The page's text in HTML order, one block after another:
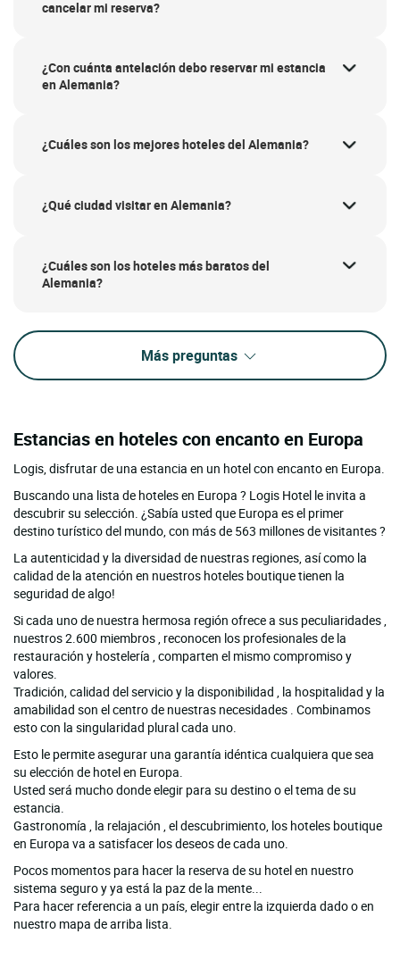
cancelar mi reserva?
¿Con cuánta antelación debo reservar mi estancia
en Alemania?
¿Cuáles son los mejores hoteles del Alemania?
¿Qué ciudad visitar en Alemania?
¿Cuáles son los hoteles más baratos del
Alemania?
Más preguntas
Estancias en hoteles con encanto en Europa
Logis, disfrutar de una estancia en un hotel con encanto en Europa.
Buscando una lista de hoteles en Europa ? Logis Hotel le invita a
descubrir su selección. ¿Sabía usted que Europa es el primer
destino turístico del mundo, con más de 563 millones de visitantes ?
La autenticidad y la diversidad de nuestras regiones, así como la
calidad de la atención en nuestros hoteles boutique tienen la
seguridad de algo!
Si cada uno de nuestra hermosa región ofrece a sus peculiaridades ,
nuestros 2.600 miembros , reconocen los profesionales de la
restauración y hostelería , comparten el mismo compromiso y
valores.
Tradición, calidad del servicio y la disponibilidad , la hospitalidad y la
amabilidad son el centro de nuestras necesidades . Combinamos
esto con la singularidad plural cada uno.
Esto le permite asegurar una garantía idéntica cualquiera que sea
su elección de hotel en Europa.
Usted será mucho donde elegir para su destino o el tema de su
estancia.
Gastronomía , la relajación , el descubrimiento, los hoteles boutique
en Europa va a satisfacer los deseos de cada uno.
Pocos momentos para hacer la reserva de su hotel en nuestro
sistema seguro y ya está la paz de la mente...
Para hacer referencia a un país, elegir entre la izquierda dado o en
nuestro mapa de arriba lista.